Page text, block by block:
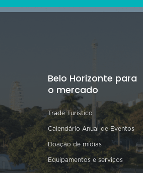
Belo Horizonte para
o mercado
Trade Turístico
Calendário Anual de Eventos
Doação de mídias
Equipamentos e serviços